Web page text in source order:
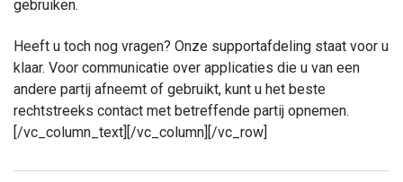
gebruiken.
Heeft u toch nog vragen? Onze supportafdeling staat voor u
klaar. Voor communicatie over applicaties die u van een
andere partij afneemt of gebruikt, kunt u het beste
rechtstreeks contact met betreffende partij opnemen.
[/vc_column_text][/vc_column][/vc_row]